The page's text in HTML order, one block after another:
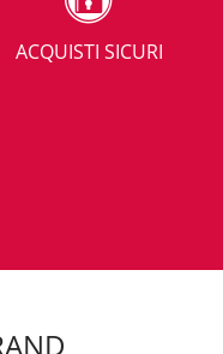
ACQUISTI SICURI